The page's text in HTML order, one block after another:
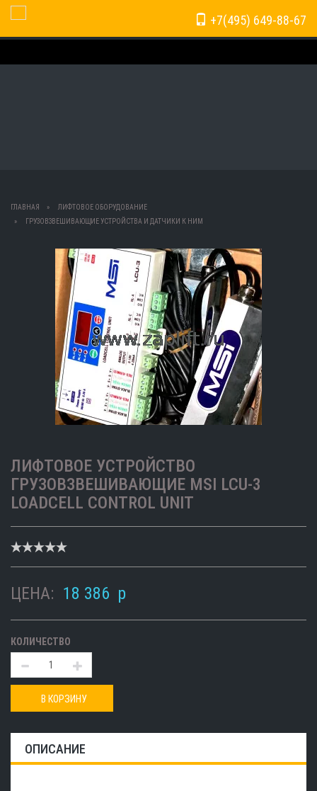
+7(495) 649-88-67
Toggle Navigation
ГЛАВНАЯ
ЛИФТОВОЕ ОБОРУДОВАНИЕ
ГРУЗОВЗВЕШИВАЮЩИЕ УСТРОЙСТВА И ДАТЧИКИ К НИМ
ЛИФТОВОЕ УСТРОЙСТВО
ГРУЗОВЗВЕШИВАЮЩИЕ MSI LCU-3
LOADCELL CONTROL UNIT
ЦЕНА: 18 386 p
КОЛИЧЕСТВО
В КОРЗИНУ
ОПИСАНИЕ